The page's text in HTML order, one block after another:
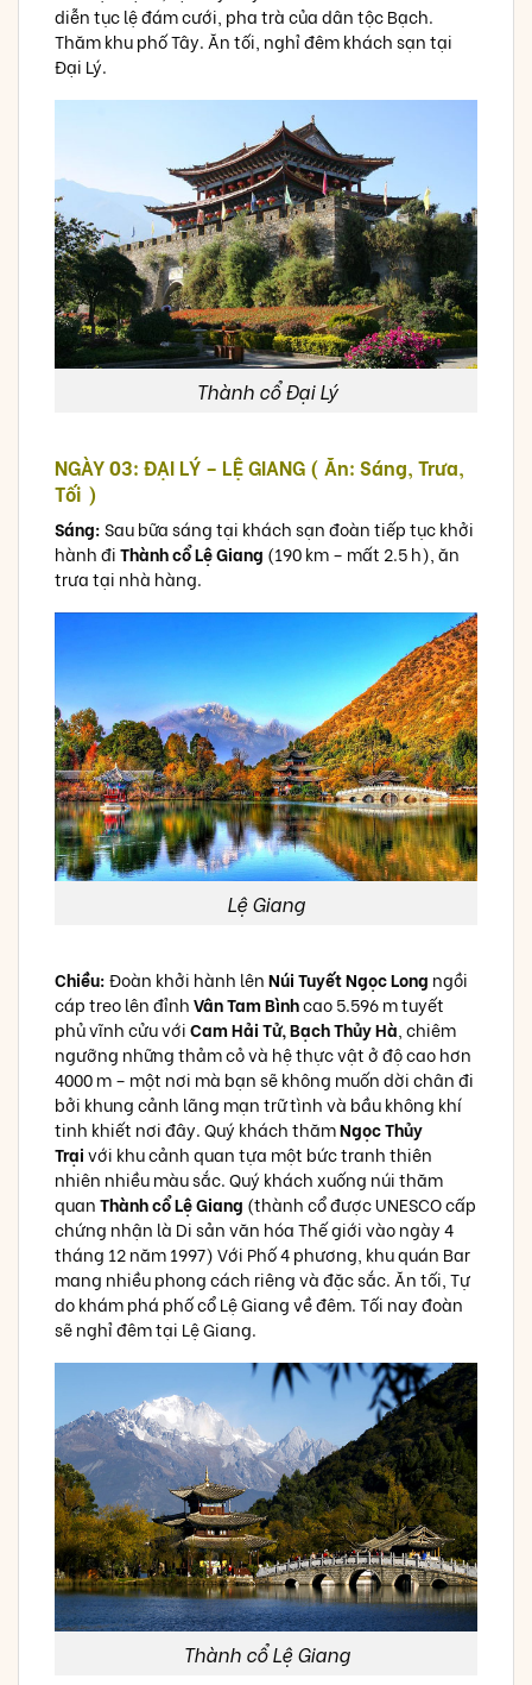
diễn tục lệ đám cưới, pha trà của dân tộc Bạch.
Thăm khu phố Tây. Ăn tối, nghỉ đêm khách sạn tại
Đại Lý.
Thành cổ Đại Lý
NGÀY 03: ĐẠI LÝ – LỆ GIANG ( Ăn: Sáng, Trưa,
Tối )
Sáng:Sau bữa sáng tại khách sạn đoàn tiếp tục khởi
hành điThành cổ Lệ Giang (190 km – mất 2.5 h), ăn
trưa tại nhà hàng.
Lệ Giang
Chiều:Đoàn khởi hành lênNúi Tuyết Ngọc Long ngồi
cáp treo lên đỉnhVân Tam Bìnhcao 5.596 m tuyết
phủ vĩnh cửu vớiCam Hải Tử, Bạch Thủy Hà , chiêm
ngưỡng những thảm cỏ và hệ thực vật ở độ cao hơn
4000 m – một nơi mà bạn sẽ không muốn dời chân đi
bởi khung cảnh lãng mạn trữ tình và bầu không khí
tinh khiết nơi đây. Quý khách thămNgọc Thủy
Trạivới khu cảnh quan tựa một bức tranh thiên
nhiên nhiều màu sắc. Quý khách xuống núi thăm
quanThành cổ Lệ Giang (thành cổ được UNESCO cấp
chứng nhận là Di sản văn hóa Thế giới vào ngày 4
tháng 12 năm 1997) Với Phố 4 phương, khu quán Bar
mang nhiều phong cách riêng và đặc sắc. Ăn tối, Tự
do khám phá phố cổ Lệ Giang về đêm. Tối nay đoàn
sẽ nghỉ đêm tại Lệ Giang.
Thành cổ Lệ Giang